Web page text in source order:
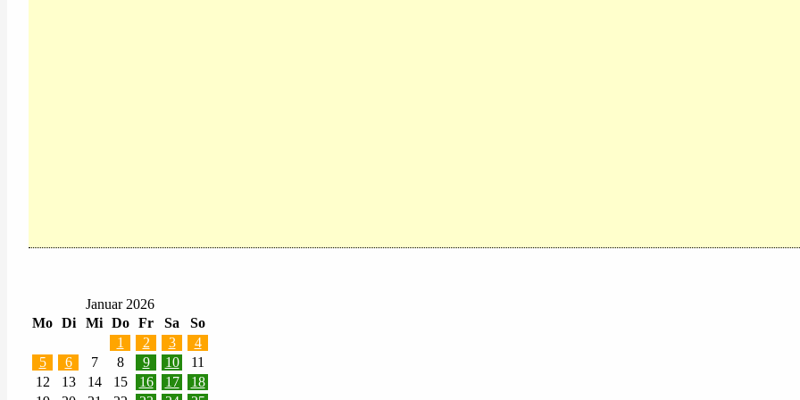
Januar 2026
Mo Di Mi Do Fr Sa
So
1
2 3
4
5
6 7 8 9 10
11
12
13 14 15 16 17
18